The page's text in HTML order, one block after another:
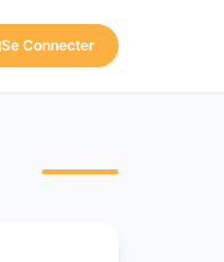
Se Connecter